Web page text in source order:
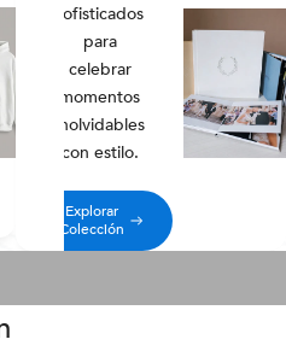
sofisticados
para
celebrar
momentos
inolvidables
con estilo.
Explorar
Colección